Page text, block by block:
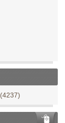
(4237)